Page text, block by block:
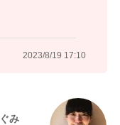
2023/8/19 17:10
み